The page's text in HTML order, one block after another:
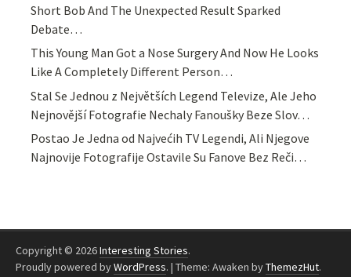
Short Bob And The Unexpected Result Sparked
Debate…
This Young Man Got a Nose Surgery And Now He Looks
Like A Completely Different Person…
Stal Se Jednou z Největších Legend Televize, Ale Jeho
Nejnovější Fotografie Nechaly Fanoušky Beze Slov…
Postao Je Jedna od Najvećih TV Legendi, Ali Njegove
Najnovije Fotografije Ostavile Su Fanove Bez Reči…
Copyright © 2026Interesting Stories.
Proudly powered byWordPress. | Theme: Awaken byThemezHut.